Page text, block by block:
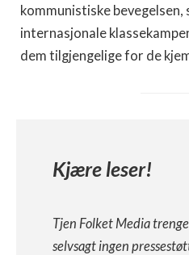
kommunistiske bevegelsen,
internasjonale
dem tilgjengelige for de
Kjære leser!
Tjen Folket Media
selvsagt ingen